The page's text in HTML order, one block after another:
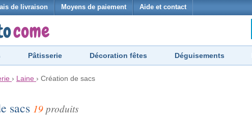
de livraison Moyens de paiement Aide et contact
Pâtisserie Décoration fêtes Déguisements
› Laine › Création de sacs
sacs 19 produits